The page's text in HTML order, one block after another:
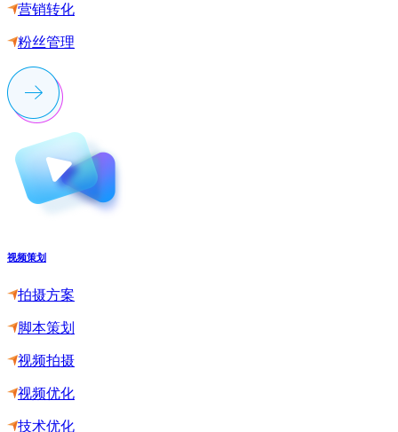
营销转化
粉丝管理
视频策划
拍摄方案
脚本策划
视频拍摄
视频优化
技术优化